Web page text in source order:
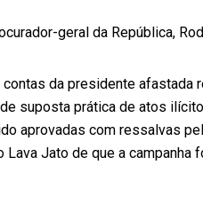
geral da República,
da presidente
suposta prática de atos
aprovadas com ressalvas
Jato de que a campanha